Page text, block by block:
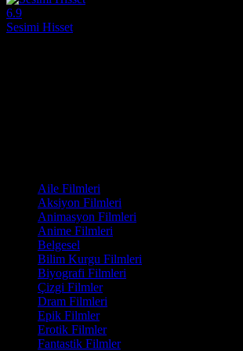
6.9
Sesimi Hisset
Aile Filmleri
Aksiyon Filmleri
Animasyon Filmleri
Anime Filmleri
Belgesel
Bilim Kurgu Filmleri
Biyografi Filmleri
Çizgi Filmler
Dram Filmleri
Epik Filmler
Erotik Filmler
Fantastik Filmler